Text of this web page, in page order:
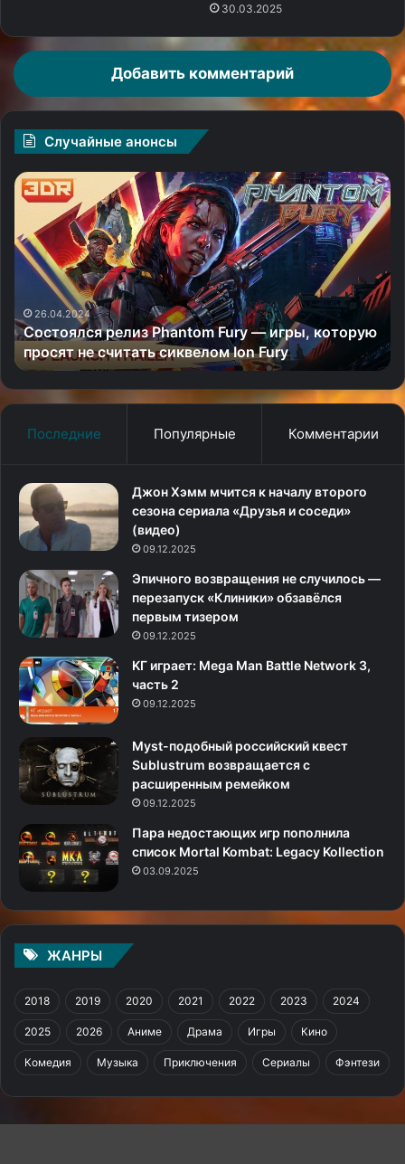
30.03.2025
Добавить комментарий
Случайные анонсы
Прогулки
динозаврами
и
Скарлетт
Йоханссон
новом
трейлере
«Мира
Юрского
периода:
Возрождение»
26.05.2025
Прогулки с динозаврами и Скарлетт Йоханссон
в новом трейлере «Мира Юрского периода:
Возрождение»
и
в
за
Последние Популярные Комментарии
Джон Хэмм мчится к началу второго
сезона сериала «Друзья и соседи»
(видео)
09.12.2025
Эпичного возвращения не случилось —
перезапуск «Клиники» обзавёлся
первым тизером
09.12.2025
KГ игpaeт: Mega Man Battle Network 3,
часть 2
09.12.2025
Myst-подобный российский квест
Sublustrum возвращается с
расширенным ремейком
09.12.2025
Пара недостающих игр пополнила
список Mortal Kombat: Legacy Kollection
03.09.2025
ЖАНРЫ
2018 2019 2020 2021 2022 2023 2024
2025 2026 Аниме Драма Игры Кино
Комедия Музыка Приключения Сериалы Фэнтези